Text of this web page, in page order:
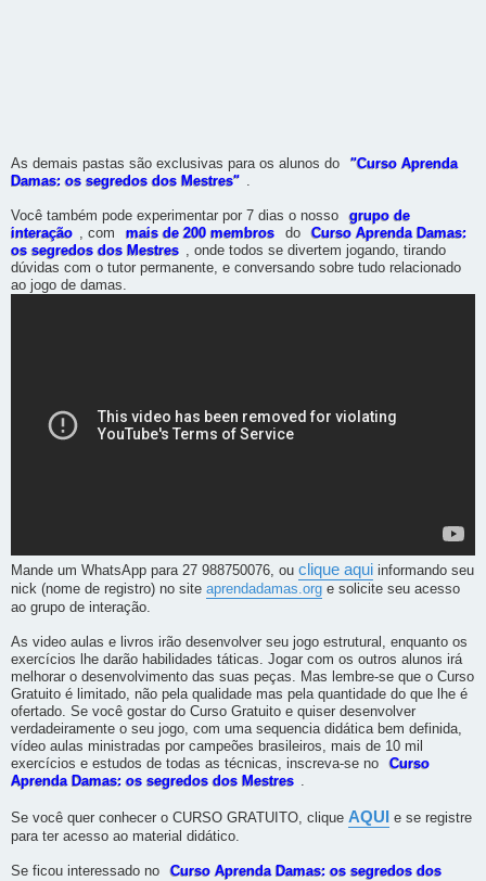
As demais pastas são exclusivas para os alunos do
"Curso Aprenda
Damas: os segredos dos Mestres" .
Você também pode experimentar por 7 dias o nosso
grupo de
interação , com mais de 200 membros do
Curso Aprenda Damas:
os segredos dos Mestres , onde todos se divertem jogando, tirando
dúvidas com o tutor permanente, e conversando sobre tudo relacionado
ao jogo de damas.
Mande um WhatsApp para 27 988750076, ou clique aqui informando seu
nick (nome de registro) no site aprendadamas.org e solicite seu acesso
ao grupo de interação.
As video aulas e livros irão desenvolver seu jogo estrutural, enquanto os
exercícios lhe darão habilidades táticas. Jogar com os outros alunos irá
melhorar o desenvolvimento das suas peças. Mas lembre-se que o Curso
Gratuito é limitado, não pela qualidade mas pela quantidade do que lhe é
ofertado. Se você gostar do Curso Gratuito e quiser desenvolver
verdadeiramente o seu jogo, com uma sequencia didática bem definida,
vídeo aulas ministradas por campeões brasileiros, mais de 10 mil
exercícios e estudos de todas as técnicas, inscreva-se no
Curso
Aprenda Damas: os segredos dos Mestres .
Se você quer conhecer o CURSO GRATUITO, clique AQUI e se registre
para ter acesso ao material didático.
Se ficou interessado no
Curso Aprenda Damas: os segredos dos